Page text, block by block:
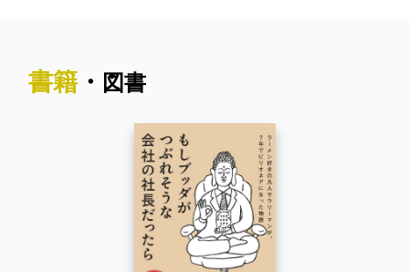
書籍・ 図書